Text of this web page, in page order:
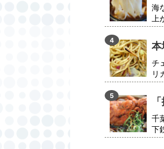
海
上
本
チ
リ
千
下